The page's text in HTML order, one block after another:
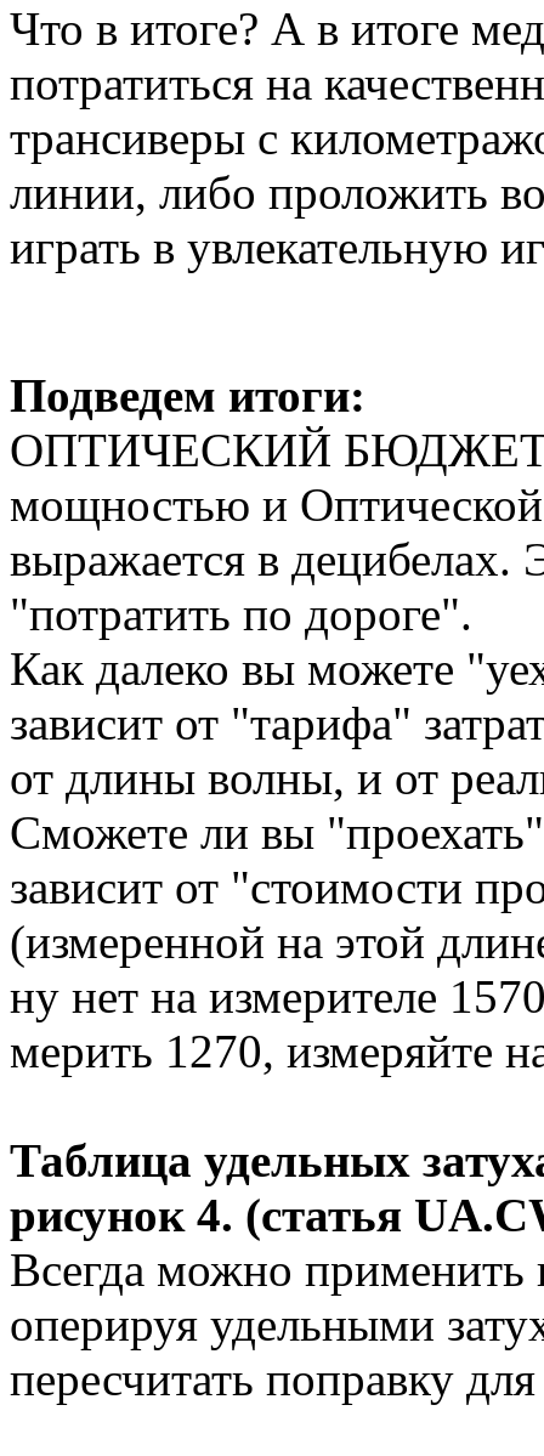
Что в итоге? А в итоге
потратиться на
трансиверы с
линии, либо проложить
играть в увлекательную
Подведем итоги:
ОПТИЧЕСКИЙ БЮДЖЕТ =
мощностью и
выражается в децибелах.
"потратить по дороге".
Как далеко вы можете
зависит от "тарифа"
от длины волны, и от
Сможете ли вы
зависит от "стоимости
(измеренной на этой
ну нет на измерителе
мерить 1270, измеряйте
Таблица удельных
рисунок 4. (статья UA.
Всегда можно
оперируя удельными
пересчитать поправку